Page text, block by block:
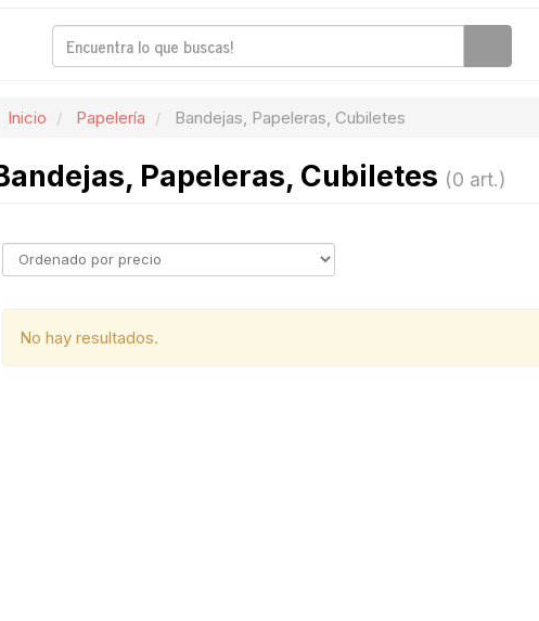
Inicio Papelería Bandejas, Papeleras, Cubiletes
Papeleras, Cubiletes (0 art.)
No hay resultados.